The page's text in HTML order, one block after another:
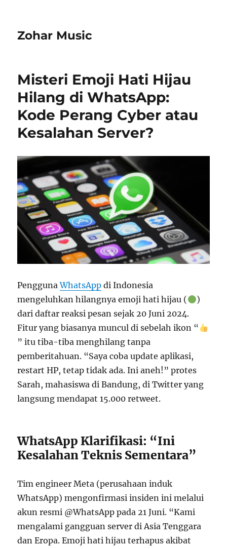
Zohar Music
Misteri Emoji Hati Hijau
Hilang di WhatsApp:
Kode Perang Cyber atau
Kesalahan Server?
PenggunaWhatsApp di Indonesia
mengeluhkan hilangnya emoji hati hijau (
)
dari daftar reaksi pesan sejak 20 Juni 2024.
Fitur yang biasanya muncul di sebelah ikon “
” itu tiba-tiba menghilang tanpa
pemberitahuan. “Saya coba update aplikasi,
restart HP, tetap tidak ada. Ini aneh!” protes
Sarah, mahasiswa di Bandung, di Twitter yang
langsung mendapat 15.000 retweet.
WhatsApp Klarifikasi: “Ini
Kesalahan Teknis Sementara”
Tim engineer Meta (perusahaan induk
WhatsApp) mengonfirmasi insiden ini melalui
akun resmi @WhatsApp pada 21 Juni. “Kami
mengalami gangguan server di Asia Tenggara
dan Eropa. Emoji hati hijau terhapus akibat